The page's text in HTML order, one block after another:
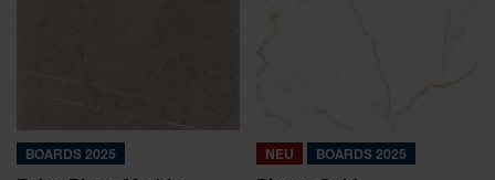
BOARDS 2025 NEU BOARDS 2025